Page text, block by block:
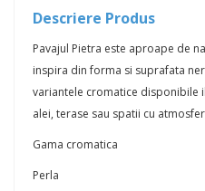
Descriere Produs
Pavajul Pietra este aproape de
inspira din forma si suprafata
variantele cromatice disponibile
alei, terase sau spatii cu
Gama cromatica
Perla